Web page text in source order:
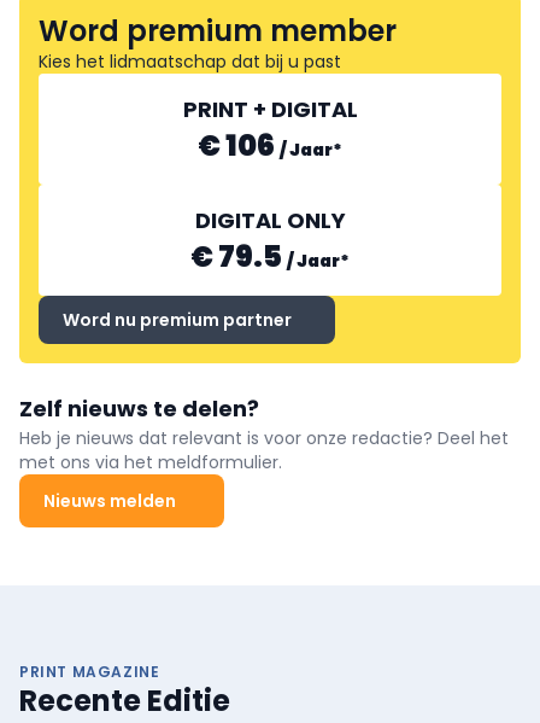
Word premium member
Kies het lidmaatschap dat bij u past
PRINT + DIGITAL
€ 106 /Jaar*
DIGITAL ONLY
€ 79.5 /Jaar*
Word nu premium partner
Zelf nieuws te delen?
Heb je nieuws dat relevant is voor onze redactie? Deel het
met ons via het meldformulier.
Nieuws melden
PRINT MAGAZINE
Recente Editie